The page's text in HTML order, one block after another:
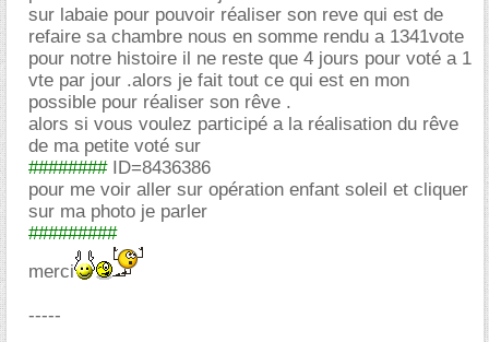
sur labaie pour pouvoir réaliser son reve qui est de
refaire sa chambre nous en somme rendu a 1341vote
pour notre histoire il ne reste que 4 jours pour voté a 1
vte par jour .alors je fait tout ce qui est en mon
possible pour réaliser son rêve .
alors si vous voulez participé a la réalisation du rêve
de ma petite voté sur
######## ID=8436386
pour me voir aller sur opération enfant soleil et cliquer
sur ma photo je parler
#########
merci
-----